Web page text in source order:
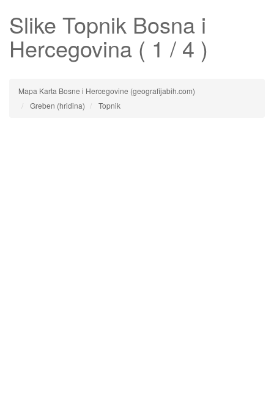
Slike Topnik Bosna i
Hercegovina ( 1 / 4 )
Mapa Karta Bosne i Hercegovine (geografijabih.com)
Greben (hridina)
Topnik